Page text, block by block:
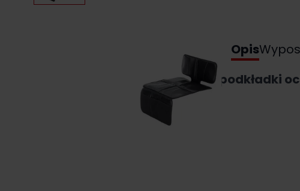
Opis
Opis podkładki